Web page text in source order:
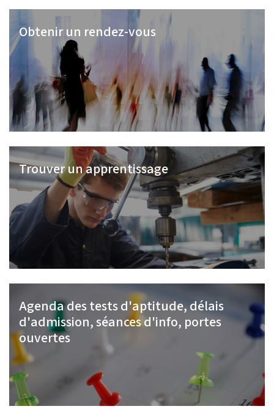
Obtenir un rendez-vous
Trouver un apprentissage
Agenda des tests d'aptitude, délais
d'admission, séances d'info, portes
ouvertes